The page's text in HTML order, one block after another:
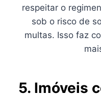
respeitar o
sob o risco de
multas. Isso faz
5. Imóveis